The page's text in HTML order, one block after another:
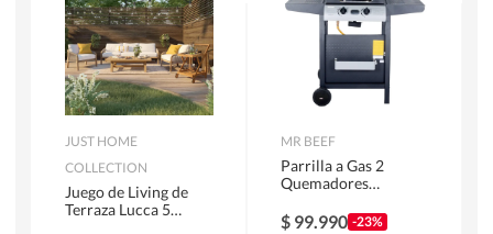
JUST HOME
COLLECTION
Juego de Living de
Terraza Lucca 5
MR BEEF
Parrilla a Gas 2
Quemadores
$ 99.990 -23%